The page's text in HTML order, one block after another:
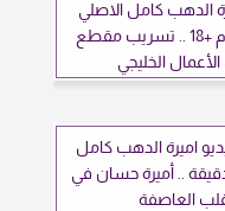
الدهب كامل الاصلي
تويتر تليجرام +18 .. تسريب مقطع
الخليجي
اميرة الدهب كامل
57 دقيقة .. أميرة حسان في
العاصفة